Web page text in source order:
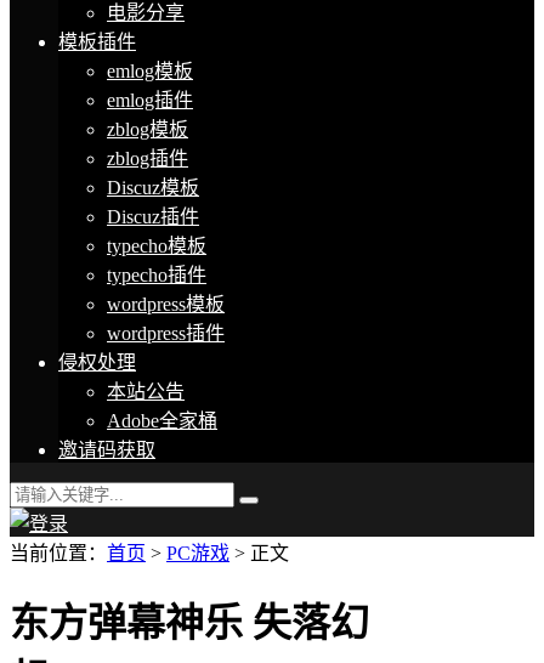
电影分享
模板插件
emlog模板
emlog插件
zblog模板
zblog插件
Discuz模板
Discuz插件
typecho模板
typecho插件
wordpress模板
wordpress插件
侵权处理
本站公告
Adobe全家桶
邀请码获取
当前位置： 首页 > PC游戏 > 正文
东方弹幕神乐 失落幻